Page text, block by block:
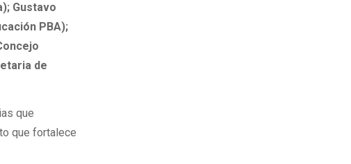
Gustavo
PBA);
de
que
que fortalece